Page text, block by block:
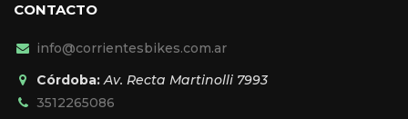
CONTACTO
info@corrientesbikes.com.ar
Córdoba:Av. Recta Martinolli 7993
3512265086